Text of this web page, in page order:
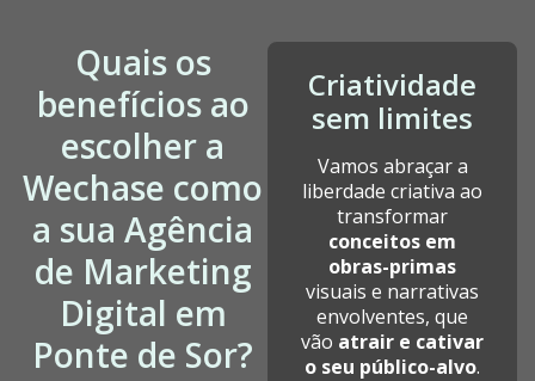
Quais os
benefícios ao
escolher a
Wechase como
a sua Agência
de Marketing
Digital em
Ponte de Sor?
Criatividade
sem limites
Vamos abraçar a
liberdade criativa ao
transformar
conceitos em
obras-primas
visuais e narrativas
envolventes, que
vão atrair e cativar
o seu público-alvo.